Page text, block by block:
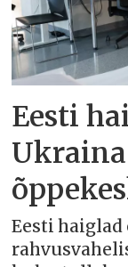
Eesti
Eesti